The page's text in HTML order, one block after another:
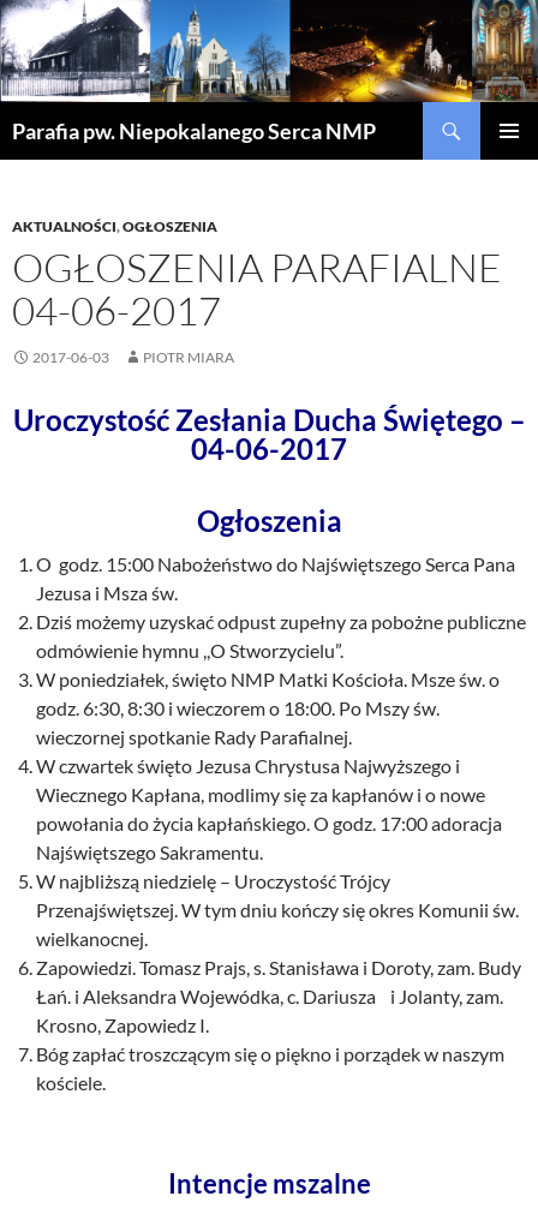
Parafia pw. Niepokalanego Serca NMP
AKTUALNOŚCI,OGŁOSZENIA
OGŁOSZENIA PARAFIALNE
04-06-2017
2017-06-03 PIOTR MIARA
Uroczystość Zesłania Ducha Świętego –
04-06-2017
Ogłoszenia
O godz. 15:00 Nabożeństwo do Najświętszego Serca Pana
Jezusa i Msza św.
Dziś możemy uzyskać odpust zupełny za pobożne publiczne
odmówienie hymnu ,,O Stworzycielu”.
W poniedziałek, święto NMP Matki Kościoła. Msze św. o
godz. 6:30, 8:30 i wieczorem o 18:00. Po Mszy św.
wieczornej spotkanie Rady Parafialnej.
W czwartek święto Jezusa Chrystusa Najwyższego i
Wiecznego Kapłana, modlimy się za kapłanów i o nowe
powołania do życia kapłańskiego. O godz. 17:00 adoracja
Najświętszego Sakramentu.
W najbliższą niedzielę – Uroczystość Trójcy
Przenajświętszej. W tym dniu kończy się okres Komunii św.
wielkanocnej.
Zapowiedzi. Tomasz Prajs, s. Stanisława i Doroty, zam. Budy
Łań. i Aleksandra Wojewódka, c. Dariusza i Jolanty, zam.
Krosno, Zapowiedz I.
Bóg zapłać troszczącym się o piękno i porządek w naszym
kościele.
Intencje mszalne